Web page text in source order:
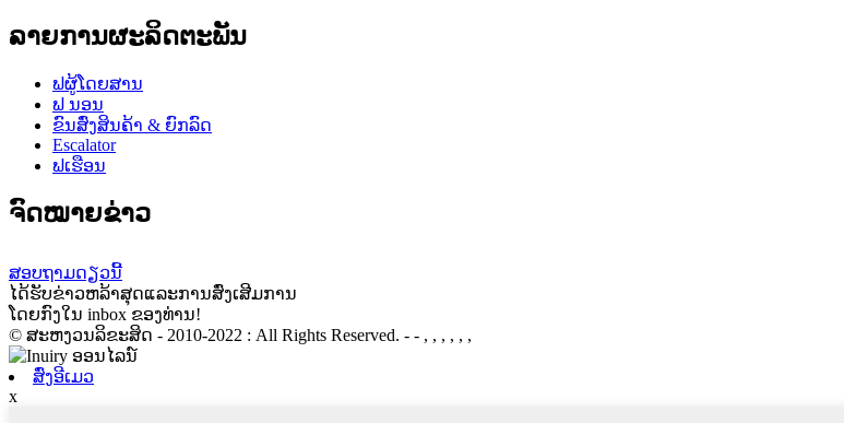
ລາຍການຜະລິດຕະພັນ
ຟຜູ້ໂດຍສານ
ຟ ນອນ
ຂົນສົ່ງສິນຄ້າ & ຍົກລົດ
Escalator
ຟເຮືອນ
ຈົດໝາຍຂ່າວ
ສອບຖາມດຽວນີ້
ໄດ້​ຮັບ​ຂ່າວ​ຫລ້າ​ສຸດ​ແລະ​ການ​ສົ່ງ​ເສີມ​ການ​
ໂດຍກົງໃນ inbox ຂອງທ່ານ!
© ສະຫງວນລິຂະສິດ - 2010-2022 : All Rights Reserved. - - , , , , , ,
ສົ່ງອີເມວ
x